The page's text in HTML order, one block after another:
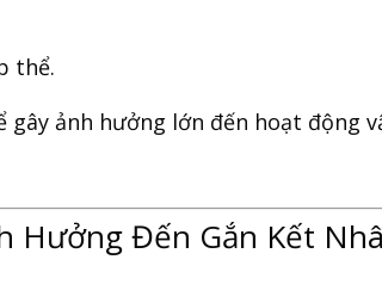
thể.
ảnh hưởng lớn đến hoạt động
Hưởng Đến Gắn Kết